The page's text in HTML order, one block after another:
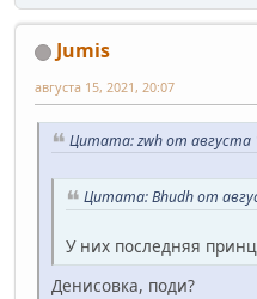
Jumis
августа 15, 2021, 20:07
Цитата: zwh от августа
Цитата: Bhudh от
У них последняя
Денисовка, поди?